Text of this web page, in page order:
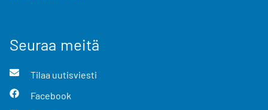
Seuraa meitä
Tilaa uutisviesti
Facebook